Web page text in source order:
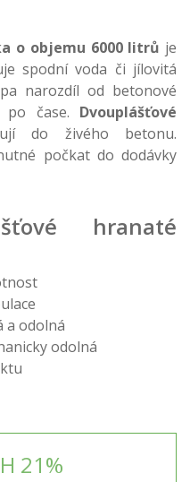
o objemu 6000 litrů je
spodní voda či jílovitá
narozdíl od betonové
čase. Dvouplášťové
do živého betonu.
počkat do dodávky
hranaté
a odolná
odolná
21%